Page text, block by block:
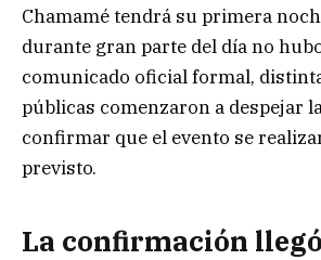
Chamamé tendrá su primera
durante gran parte del día no
comunicado oficial formal,
públicas comenzaron a despejar
confirmar que el evento se
previsto.
La confirmación